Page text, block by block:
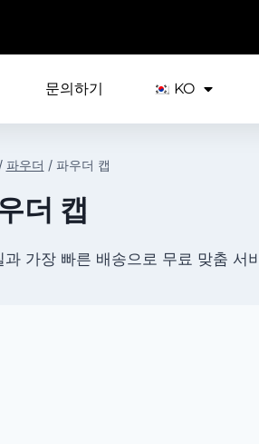
문의하기 KO
/ 파우더 / 파우더 캡
더 캡
가장 빠른 배송으로 무료 맞춤 서